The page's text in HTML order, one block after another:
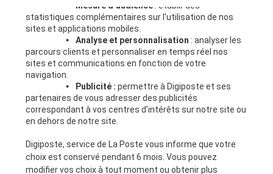
Mesure d’audience
: établir des
statistiques complémentaires sur l'utilisation de nos
sites et applications mobiles.
•
Analyse et personnalisation : analyser les
parcours clients et personnaliser en temps réel nos
sites et communications en fonction de votre
navigation.
•
Publicité : permettre à Digiposte et ses
partenaires de vous adresser des publicités
correspondant à vos centres d’intérêts sur notre site ou
en dehors de notre site.
Digiposte, service de La Poste vous informe que votre
choix est conservé pendant 6 mois. Vous pouvez
modifier vos choix à tout moment ou obtenir plus
Partage sécurisé
Outils RH
Nous connaître
Digiposte
Notre expertise RH
Nos engagements
Nous rejoindre
Partenaires
Ressources
A la une